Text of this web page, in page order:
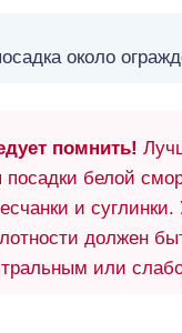
около
помнить!
посадки белой
и суглинки.
должен
или